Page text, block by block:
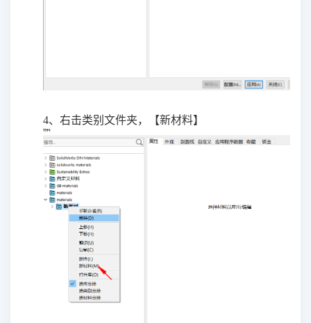
4、右击类别文件夹，【新材料】